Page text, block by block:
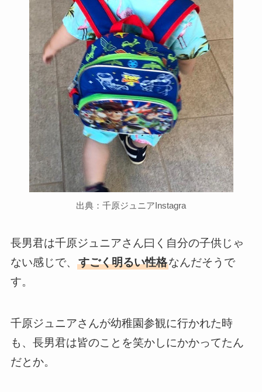
出典：千原ジュニアInstagra
長男君は千原ジュニアさん曰く自分の子供じゃ
ない感じで、 すごく明るい性格なんだそうで
す。
千原ジュニアさんが幼稚園参観に行かれた時
も、長男君は皆のことを笑かしにかかってたん
だとか。